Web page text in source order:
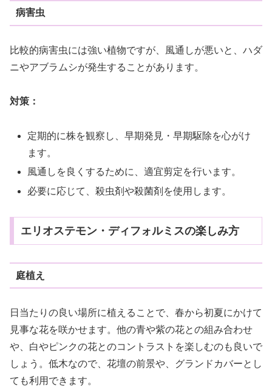
病害虫
比較的病害虫には強い植物ですが、風通しが悪いと、ハダ
ニやアブラムシが発生することがあります。
対策：
定期的に株を観察し、早期発見・早期駆除を心がけ
ます。
風通しを良くするために、適宜剪定を行います。
必要に応じて、殺虫剤や殺菌剤を使用します。
エリオステモン・ディフォルミスの楽しみ方
庭植え
日当たりの良い場所に植えることで、春から初夏にかけて
見事な花を咲かせます。他の青や紫の花との組み合わせ
や、白やピンクの花とのコントラストを楽しむのも良いで
しょう。低木なので、花壇の前景や、グランドカバーとし
ても利用できます。